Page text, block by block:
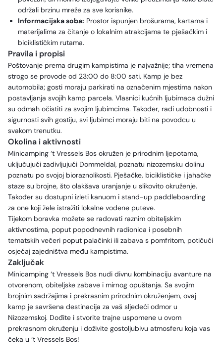
održali brzinu mreže za sve korisnike.
Informacijska soba: Prostor ispunjen brošurama, kartama i
materijalima za čitanje o lokalnim atrakcijama te pješačkim i
biciklističkim rutama.
Pravila i propisi
Poštovanje prema drugim kampistima je najvažnije; tiha vremena
strogo se provode od 23:00 do 8:00 sati. Kamp je bez
automobila; gosti moraju parkirati na označenim mjestima nakon
postavljanja svojih kamp parcela. Vlasnici kućnih ljubimaca dužni
su odmah očistiti za svojim ljubimcima. Također, radi udobnosti i
sigurnosti svih gostiju, svi ljubimci moraju biti na povodcu u
svakom trenutku.
Okolina i aktivnosti
Minicamping ‘t Vressels Bos okružen je prirodnim ljepotama,
uključujući zadivljujući Dommeldal, poznatu nizozemsku dolinu
poznatu po svojoj bioraznolikosti. Pješačke, biciklističke i jahačke
staze su brojne, što olakšava uranjanje u slikovito okruženje.
Također su dostupni izleti kanuom i stand-up paddleboarding
za one koji žele istražiti lokalne vodene puteve.
Tijekom boravka možete se radovati raznim obiteljskim
aktivnostima, poput popodnevnih radionica i posebnih
tematskih večeri poput palačinki ili zabava s pomfritom, potičući
osjećaj zajedništva među kampistima.
Zaključak
Minicamping ‘t Vressels Bos nudi divnu kombinaciju avanture na
otvorenom, obiteljske zabave i mirnog opuštanja. Sa svojim
brojnim sadržajima i prekrasnim prirodnim okruženjem, ovaj
kamp je savršena destinacija za vaš sljedeći odmor u
Nizozemskoj. Dođite i stvorite trajne uspomene u ovom
prekrasnom okruženju i doživite gostoljubivu atmosferu koja vas
čeka u ‘t Vressels Bos!